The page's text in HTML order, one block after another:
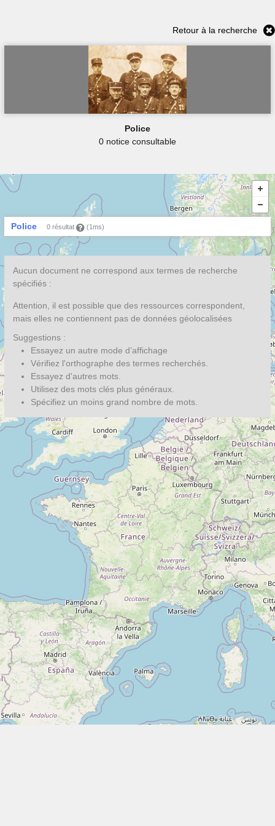
Retour à la recherche
Police
0 notice consultable
Police 0 résultat (1ms)
Aucun document ne correspond aux termes de recherche
spécifiés :
Attention, il est possible que des ressources correspondent,
mais elles ne contiennent pas de données géolocalisées
Suggestions :
Essayez un autre mode d’affichage
Vérifiez l'orthographe des termes recherchés.
Essayez d'autres mots.
Utilisez des mots clés plus généraux.
Spécifiez un moins grand nombre de mots.